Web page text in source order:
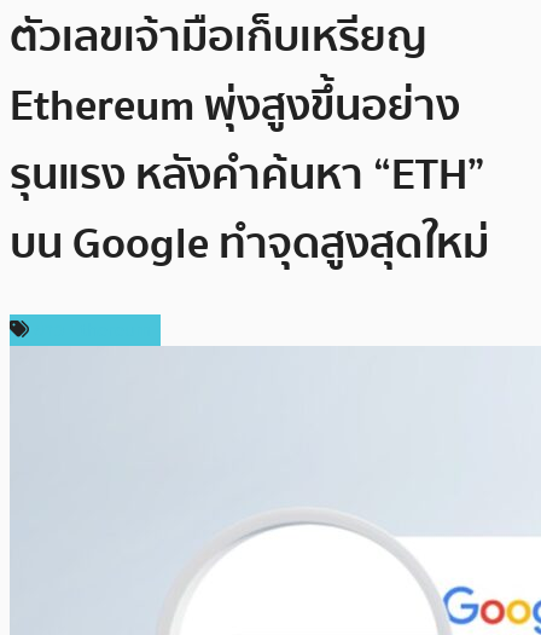
ตัวเลขเจ้ามือเก็บเหรียญ
Ethereum พุ่งสูงขึ้นอย่าง
รุนแรง หลังคำค้นหา “ETH”
บน Google ทำจุดสูงสุดใหม่